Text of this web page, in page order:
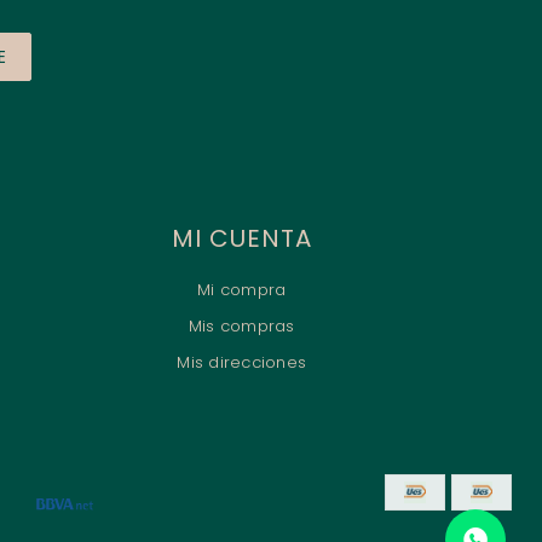
MI CUENTA
Mi compra
Mis compras
Mis direcciones